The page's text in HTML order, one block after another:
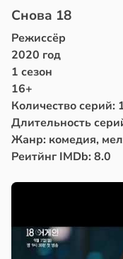
Снова 18
Режиссёр
2020 год
1 сезон
16+
Количество серий:
Длительность
Жанр: комедия,
Реитйнг IMDb: 8.0